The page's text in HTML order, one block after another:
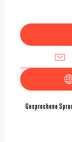
Gesprochene
Gesprochene